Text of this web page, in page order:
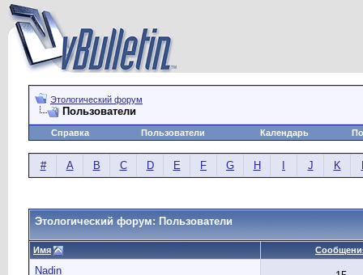
Этологический форум
Пользователи
Справка Пользователи Календарь
# A B C D E F G H J K
Этологический форум: Пользователи
Имя
Nadin